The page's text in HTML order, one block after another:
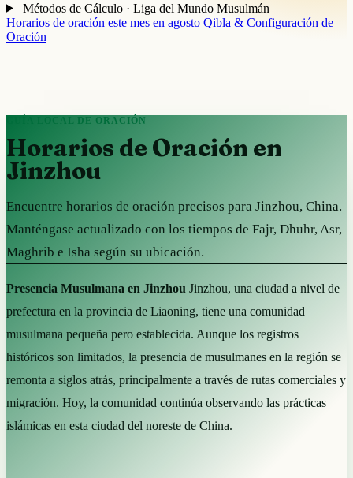
Métodos de Cálculo · Liga del Mundo Musulmán
Horarios de oración este mes en agosto Qibla & Configuración de
Oración
GUÍA LOCAL DE ORACIÓN
Horarios de Oración en
Jinzhou
Encuentre horarios de oración precisos para Jinzhou, China.
Manténgase actualizado con los tiempos de Fajr, Dhuhr, Asr,
Maghrib e Isha según su ubicación.
Presencia Musulmana en Jinzhou Jinzhou, una ciudad a nivel de
prefectura en la provincia de Liaoning, tiene una comunidad
musulmana pequeña pero establecida. Aunque los registros
históricos son limitados, la presencia de musulmanes en la región se
remonta a siglos atrás, principalmente a través de rutas comerciales y
migración. Hoy, la comunidad continúa observando las prácticas
islámicas en esta ciudad del noreste de China.